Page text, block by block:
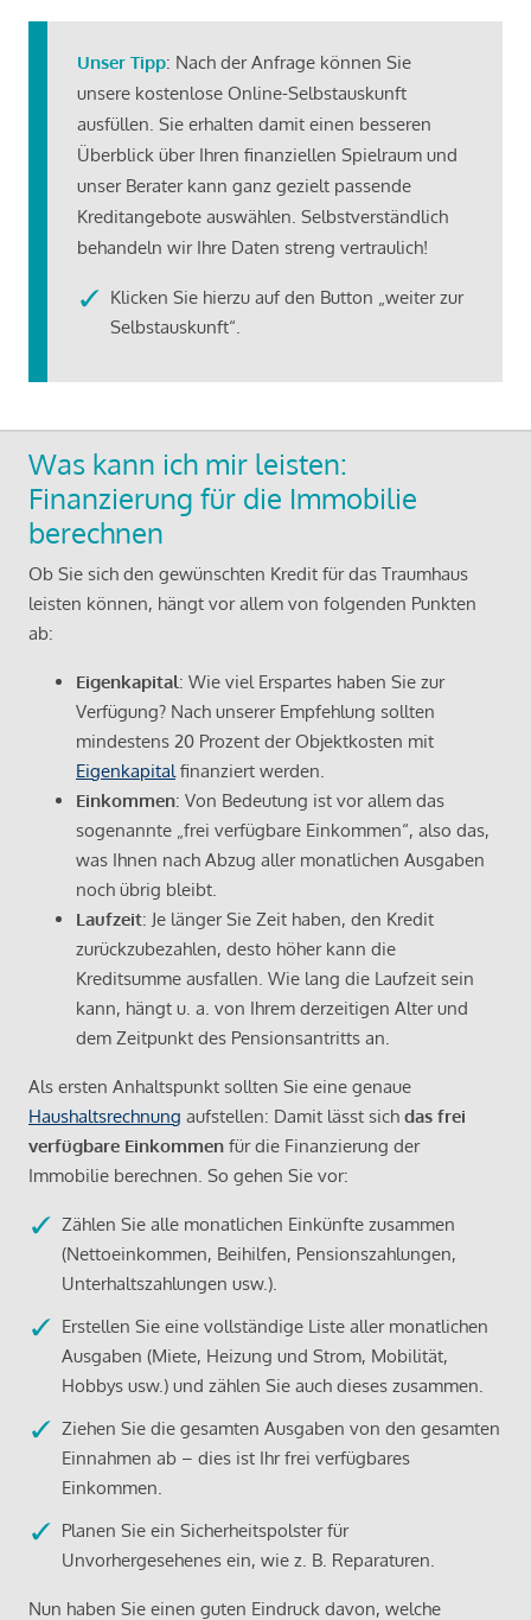
Unser Tipp: Nach der Anfrage können Sie
unsere kostenlose Online-Selbstauskunft
ausfüllen. Sie erhalten damit einen besseren
Überblick über Ihren finanziellen Spielraum und
unser Berater kann ganz gezielt passende
Kreditangebote auswählen. Selbstverständlich
behandeln wir Ihre Daten streng vertraulich!
Klicken Sie hierzu auf den Button „weiter zur
Selbstauskunft“.
Was kann ich mir leisten:
Finanzierung für die Immobilie
berechnen
Ob Sie sich den gewünschten Kredit für das Traumhaus
leisten können, hängt vor allem von folgenden Punkten
ab:
Eigenkapital: Wie viel Erspartes haben Sie zur
Verfügung? Nach unserer Empfehlung sollten
mindestens 20 Prozent der Objektkosten mit
Eigenkapital finanziert werden.
Einkommen: Von Bedeutung ist vor allem das
sogenannte „frei verfügbare Einkommen“, also das,
was Ihnen nach Abzug aller monatlichen Ausgaben
noch übrig bleibt.
Laufzeit: Je länger Sie Zeit haben, den Kredit
zurückzubezahlen, desto höher kann die
Kreditsumme ausfallen. Wie lang die Laufzeit sein
kann, hängt u. a. von Ihrem derzeitigen Alter und
dem Zeitpunkt des Pensionsantritts an.
Als ersten Anhaltspunkt sollten Sie eine genaue
Haushaltsrechnung aufstellen: Damit lässt sich das frei
verfügbare Einkommen für die Finanzierung der
Immobilie berechnen. So gehen Sie vor:
Zählen Sie alle monatlichen Einkünfte zusammen
(Nettoeinkommen, Beihilfen, Pensionszahlungen,
Unterhaltszahlungen usw.).
Erstellen Sie eine vollständige Liste aller monatlichen
Ausgaben (Miete, Heizung und Strom, Mobilität,
Hobbys usw.) und zählen Sie auch dieses zusammen.
Ziehen Sie die gesamten Ausgaben von den gesamten
Einnahmen ab – dies ist Ihr frei verfügbares
Einkommen.
Planen Sie ein Sicherheitspolster für
Unvorhergesehenes ein, wie z. B. Reparaturen.
Nun haben Sie einen guten Eindruck davon, welche